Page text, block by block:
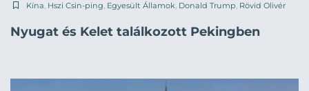
Kína, Hszi Csin-ping, Egyesült Államok, Donald Trump, Rövid Olivér
Nyugat és Kelet találkozott Pekingben